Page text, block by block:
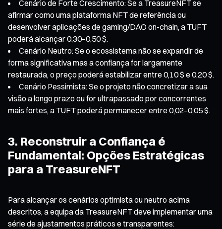
Cenário de Forte Crescimento: Se a TreasureNFT se
afirmar como uma plataforma NFT de referência ou
desenvolver aplicações de gaming/DAO on-chain, a TUFT
poderá alcançar 0,30–0,50 $.
Cenário Neutro: Se o ecossistema não se expandir de
forma significativa mas a confiança for largamente
restaurada, o preço poderá estabilizar entre 0,10 $ e 0,20 $.
Cenário Pessimista: Se o projeto não concretizar a sua
visão a longo prazo ou for ultrapassado por concorrentes
mais fortes, a TUFT poderá permanecer entre 0,02–0,05 $.
3. Reconstruir a Confiança é
Fundamental: Opções Estratégicas
para a TreasureNFT
Para alcançar os cenários optimista ou neutro acima
descritos, a equipa da TreasureNFT deve implementar uma
série de ajustamentos práticos e transparentes: